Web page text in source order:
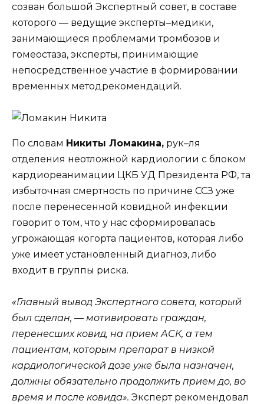
созван большой Экспертный совет, в составе
которого — ведущие эксперты–медики,
занимающиеся проблемами тромбозов и
гомеостаза, эксперты, принимающие
непосредственное участие в формировании
временных методрекомендаций.
По словам Никиты Ломакина, рук–ля
отделения неотложной кардиологии с блоком
кардиореанимации ЦКБ УД Президента РФ, та
избыточная смертность по причине ССЗ уже
после перенесенной ковидной инфекции
говорит о том, что у нас сформировалась
угрожающая когорта пациентов, которая либо
уже имеет установленный диагноз, либо
входит в группы риска.
«Главный вывод Экспертного совета, который
был сделан, — мотивировать граждан,
перенесших ковид, на прием АСК, а тем
пациентам, которым препарат в низкой
кардиологической дозе уже была назначен,
должны обязательно продолжить прием до, во
время и после ковида». Эксперт рекомендовал